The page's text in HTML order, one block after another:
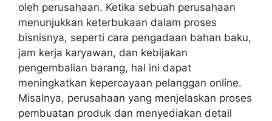
oleh perusahaan. Ketika sebuah perusahaan
menunjukkan keterbukaan dalam proses
bisnisnya, seperti cara pengadaan bahan baku,
jam kerja karyawan, dan kebijakan
pengembalian barang, hal ini dapat
meningkatkan kepercayaan pelanggan online.
Misalnya, perusahaan yang menjelaskan proses
pembuatan produk dan menyediakan detail